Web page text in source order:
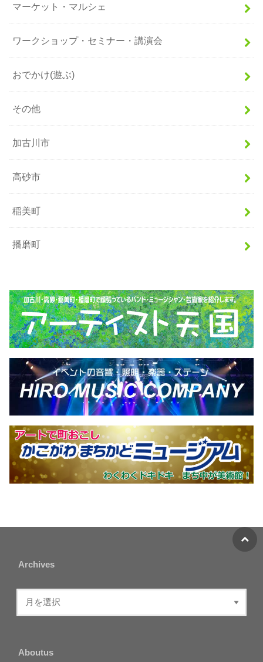
マーケット・マルシェ
ワークショップ・セミナー・講演会
おでかけ(遊ぶ)
その他
加古川市
高砂市
稲美町
播磨町
Archives
Aboutus